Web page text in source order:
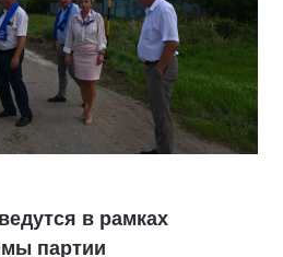
в рамках
партии